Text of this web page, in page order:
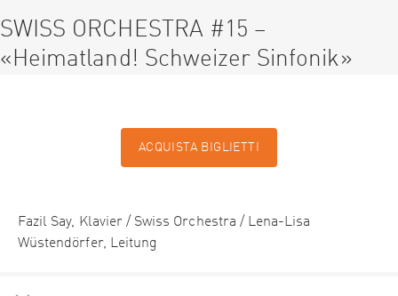
SWISS ORCHESTRA #15 –
«Heimatland! Schweizer Sinfonik»
ACQUISTA BIGLIETTI
Fazil Say, Klavier / Swiss Orchestra / Lena-Lisa
Wüstendörfer, Leitung